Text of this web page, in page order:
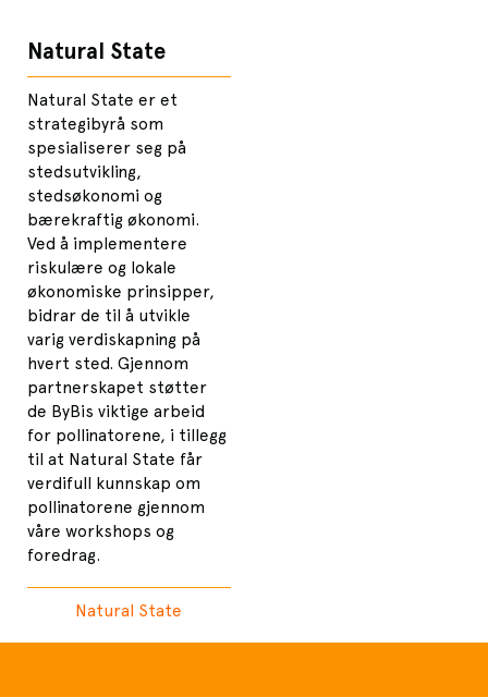
Natural State
Natural State er et
strategibyrå som
spesialiserer seg på
stedsutvikling,
stedsøkonomi og
bærekraftig økonomi.
Ved å implementere
riskulære og lokale
økonomiske prinsipper,
bidrar de til å utvikle
varig verdiskapning på
hvert sted. Gjennom
partnerskapet støtter
de ByBis viktige arbeid
for pollinatorene, i tillegg
til at Natural State får
verdifull kunnskap om
pollinatorene gjennom
våre workshops og
foredrag.
Natural State